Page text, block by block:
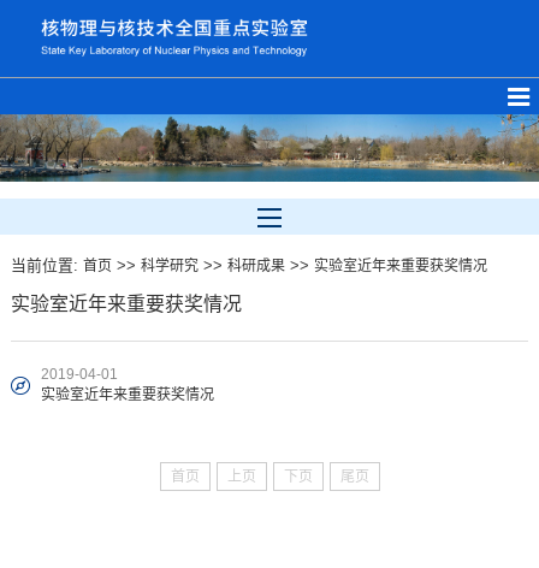
当前位置: 首页>> 科学研究>> 科研成果>> 实验室近年来重要获奖情况
实验室近年来重要获奖情况
2019-04-01
实验室近年来重要获奖情况
首页 上页 下页 尾页